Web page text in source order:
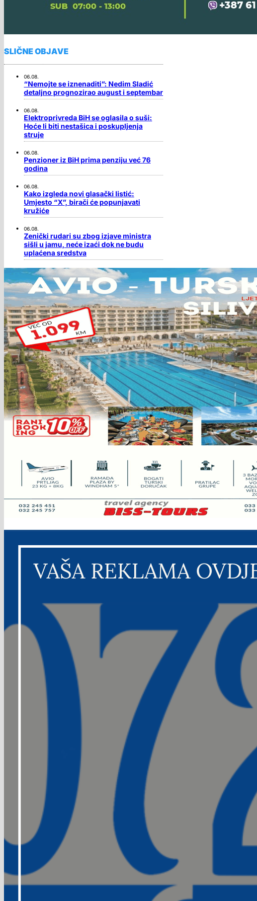
SLIČNE OBJAVE
06.08.
“Nemojte se iznenaditi”: Nedim Sladić
detaljno prognozirao august i septembar
06.08.
Elektroprivreda BiH se oglasila o suši:
Hoće li biti nestašica i poskupljenja
struje
06.08.
Penzioner iz BiH prima penziju već 76
godina
06.08.
Kako izgleda novi glasački listić:
Umjesto “X”, birači će popunjavati
kružiće
06.08.
Zenički rudari su zbog izjave ministra
sišli u jamu, neće izaći dok ne budu
uplaćena sredstva